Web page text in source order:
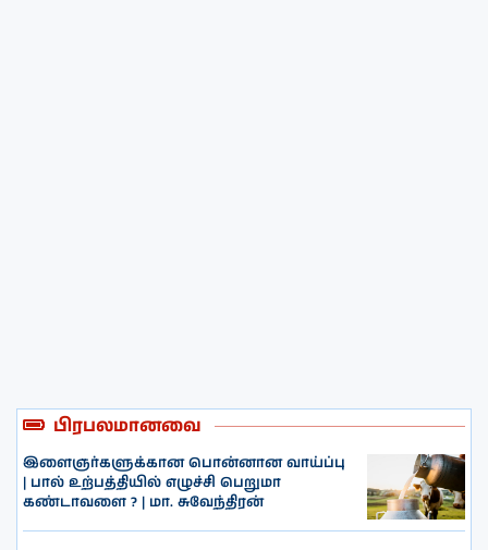
பிரபலமானவை
இளைஞர்களுக்கான பொன்னான வாய்ப்பு
| பால் உற்பத்தியில் எழுச்சி பெறுமா
கண்டாவளை ? | மா. சுவேந்திரன்